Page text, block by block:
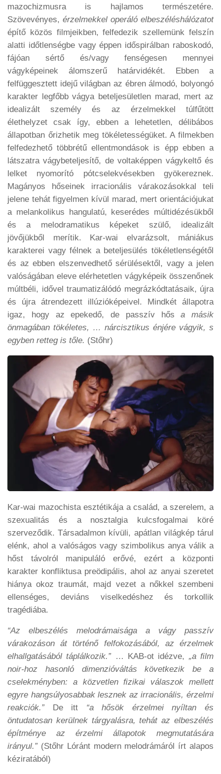
mazochizmusra is hajlamos természetére.
Szövevényes, érzelmekkel operáló elbeszéléshálózatot
építő közös filmjeikben, felfedezik szellemünk felszín
alatti időtlenségbe vagy éppen időspirálban raboskodó,
fájóan sértő és/vagy fenségesen mennyei
vágyképeinek álomszerű határvidékét. Ebben a
felfüggesztett idejű világban az ébren álmodó, bolyongó
karakter legfőbb vágya beteljesületlen marad, mert az
idealizált személy és az érzelmekkel túlfűtött
élethelyzet csak így, ebben a lehetetlen, délibábos
állapotban őrizhetik meg tökéletességüket. A filmekben
felfedezhető többrétű ellentmondások is épp ebben a
látszatra vágybeteljesítő, de voltaképpen vágykeltő és
lelket nyomorító pótcselekvésekben gyökereznek.
Magányos hőseinek irracionális várakozásokkal teli
jelene tehát figyelmen kívül marad, mert orientációjukat
a melankolikus hangulatú, keserédes múltidézésükből
és a melodramatikus képeket szülő, idealizált
jövőjükből merítik. Kar-wai elvarázsolt, mániákus
karakterei vagy félnek a beteljesülés tökéletlenségétől
és az ebben elszenvedhető sérülésektől, vagy a jelen
valóságában eleve elérhetetlen vágyképeik összenőnek
múltbéli, idővel traumatizálódó megrázkódtatásaik, újra
és újra átrendezett illúzióképeivel. Mindkét állapotra
igaz, hogy az epekedő, de passzív hősa másik
önmagában tökéletes, … nárcisztikus énjére vágyik, s
egyben retteg is tőle. (Stőhr)
Kar-wai mazochista esztétikája a család, a szerelem, a
szexualitás és a nosztalgia kulcsfogalmai köré
szerveződik. Társadalmon kívüli, apátlan világkép tárul
elénk, ahol a valóságos vagy szimbolikus anya válik a
hőst távolról manipuláló erővé, ezért a központi
karakter konfliktusa preödipális, ahol az anyai szeretet
hiánya okoz traumát, majd vezet a nőkkel szembeni
ellenséges, deviáns viselkedéshez és torkollik
tragédiába.
“Az elbeszélés melodrámaisága a vágy passzív
várakozáson át történő felfokozásából, az érzelmek
elhallgatásából táplálkozik.”… KAB-ot idézve, „a ﬁlm
noir-hoz hasonló dimenzióváltás következik be a
cselekményben: a közvetlen ﬁzikai válaszok mellett
egyre hangsúlyosabbak lesznek az irracionális, érzelmi
reakciók.”De itt “a hősök érzelmei nyíltan és
öntudatosan kerülnek tárgyalásra, tehát az elbeszélés
építménye az érzelmi állapotok megmutatására
irányul.”(Stőhr Lóránt modern melodrámáról írt alapos
kéziratából)